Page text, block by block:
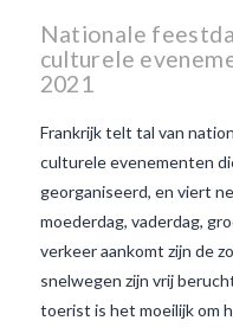
Nationale
culturele
2021
Frankrijk telt tal van
culturele evenementen
georganiseerd, en viert
moederdag, vaderdag,
verkeer aankomt zijn de
snelwegen zijn vrij
toerist is het moeilijk om